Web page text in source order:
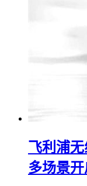
飞利浦无
多场景开